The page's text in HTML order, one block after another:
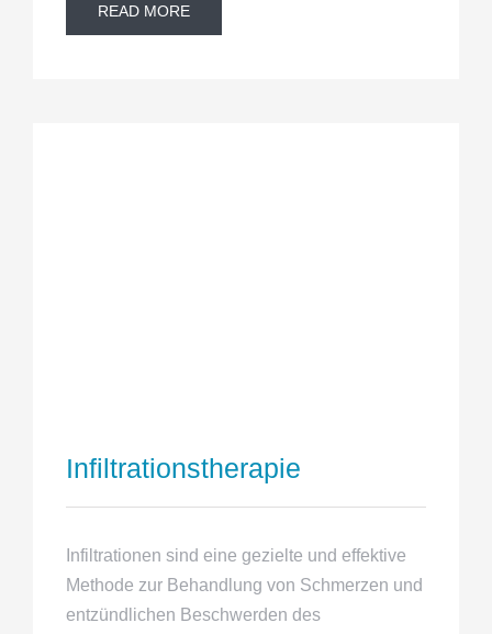
READ MORE
Infiltrationstherapie
Infiltrationen sind eine gezielte und effektive
Methode zur Behandlung von Schmerzen und
entzündlichen Beschwerden des